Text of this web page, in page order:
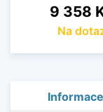
Cena
9 358
Na
Informace